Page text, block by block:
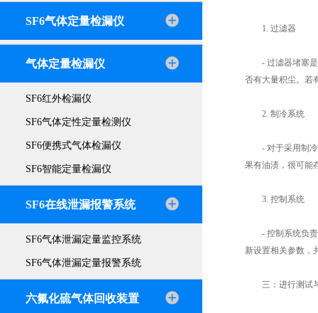
SF6气体定量检漏仪
气体定量检漏仪
SF6红外检漏仪
SF6气体定性定量检测仪
SF6便携式气体检漏仪
SF6智能定量检漏仪
SF6在线泄漏报警系统
SF6气体泄漏定量监控系统
SF6气体泄漏定量报警系统
六氟化硫气体回收装置
1. 过滤器
- 过滤器堵塞是
否有大量积尘。若
2. 制冷系统
- 对于采用制冷
果有油渍，很可能
3. 控制系统
- 控制系统负责
新设置相关参数，
三：进行测试